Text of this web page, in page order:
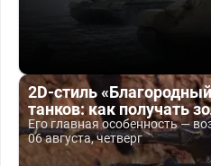
2D-стиль
танков: как получать
Его главная особенность —
06 августа, четверг